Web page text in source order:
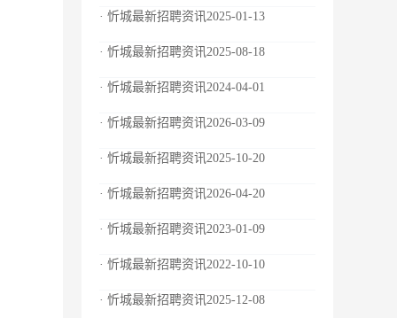
· 忻城最新招聘资讯2025-01-13
· 忻城最新招聘资讯2025-08-18
· 忻城最新招聘资讯2024-04-01
· 忻城最新招聘资讯2026-03-09
· 忻城最新招聘资讯2025-10-20
· 忻城最新招聘资讯2026-04-20
· 忻城最新招聘资讯2023-01-09
· 忻城最新招聘资讯2022-10-10
· 忻城最新招聘资讯2025-12-08